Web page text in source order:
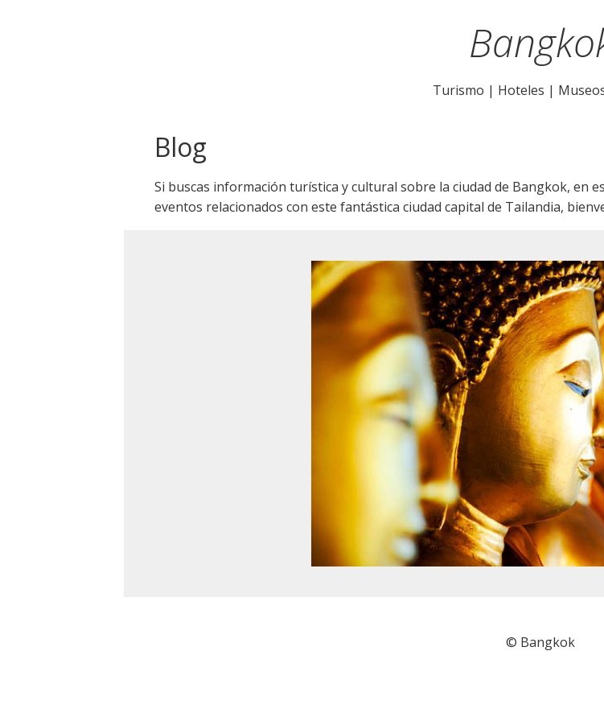
Turismo | Hoteles |
Blog
Si buscas información turística y cultural sobre la ciudad de Bangkok, en
eventos relacionados con este fantástica ciudad capital de Tailandia,
© Bangkok